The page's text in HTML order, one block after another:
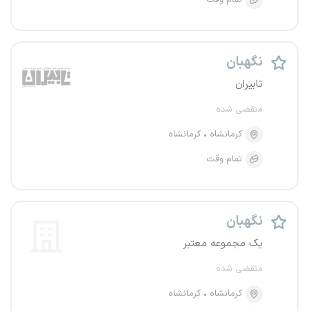
نگهبان
تابیران
منقضی شده
کرمانشاه
کرمانشاه
تمام وقت
نگهبان
یک مجموعه معتبر
منقضی شده
کرمانشاه
کرمانشاه